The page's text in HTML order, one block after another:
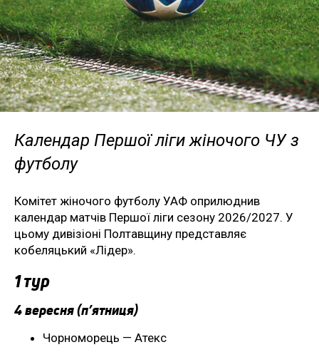
Календар Першої ліги жіночого ЧУ з
футболу
Комітет жіночого футболу УАФ оприлюднив
календар матчів Першої ліги сезону 2026/2027. У
цьому дивізіоні Полтавщину представляє
кобеляцький «Лідер».
1 тур
4 вересня (п’ятниця)
Чорноморець — Атекс